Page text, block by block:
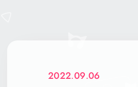
2022.09.06